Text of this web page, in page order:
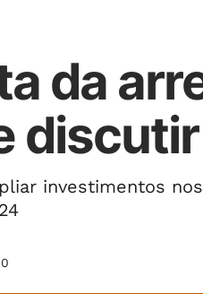
da
investimentos